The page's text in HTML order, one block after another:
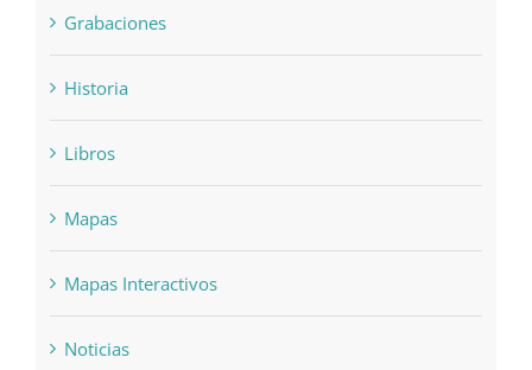
Grabaciones
Historia
Libros
Mapas
Mapas Interactivos
Noticias